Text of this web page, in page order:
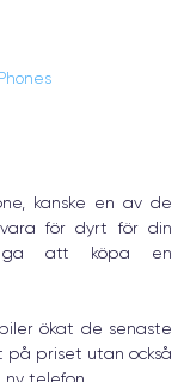
kanske en av de
för dyrt för din
att köpa en
ökat de senaste
priset utan också
telefon.